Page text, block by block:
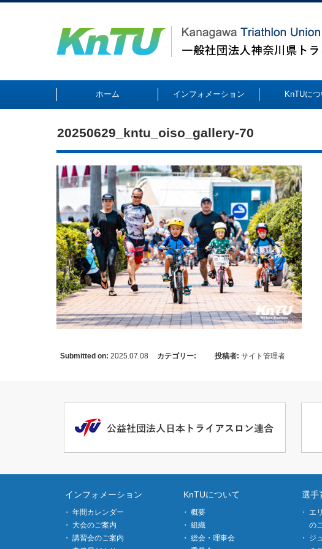
ホーム インフォメーション KnTUに
20250629_kntu_oiso_gallery-70
Submitted on: 2025.07.08 カテゴリー: 投稿者: サイト管理者
インフォメーション
年間カレンダー
大会のご案内
講習会のご案内
KnTUについて
概要
組織
総会・理事会
選手
エ
の
ジ